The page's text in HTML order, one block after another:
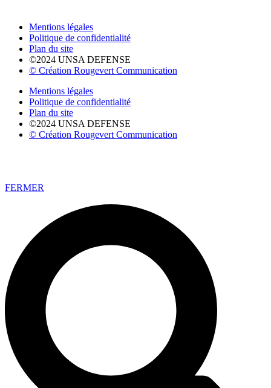
Mentions légales
Politique de confidentialité
Plan du site
©2024 UNSA DEFENSE
© Création Rougevert Communication
Mentions légales
Politique de confidentialité
Plan du site
©2024 UNSA DEFENSE
© Création Rougevert Communication
FERMER